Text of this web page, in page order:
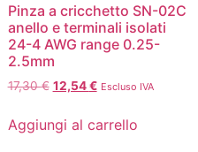
Pinza a cricchetto SN-02C
anello e terminali isolati
24-4 AWG range 0.25-
2.5mm
17,30€ 12,54€ Escluso IVA
Aggiungi al carrello